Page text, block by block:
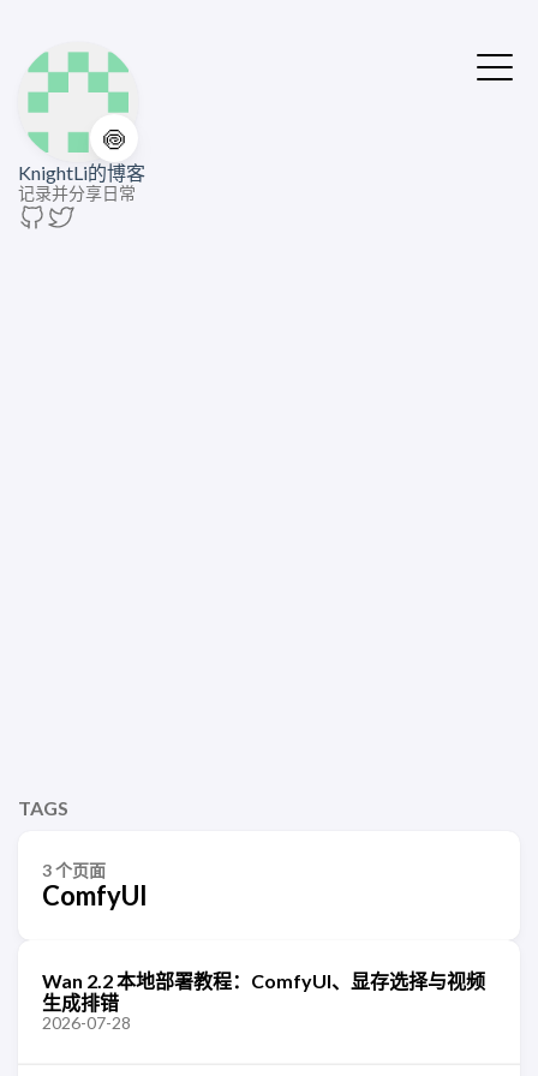
🍥
KnightLi的博客
记录并分享日常
TAGS
3 个页面
ComfyUI
Wan 2.2 本地部署教程：ComfyUI、显存选择与视频
生成排错
2026-07-28